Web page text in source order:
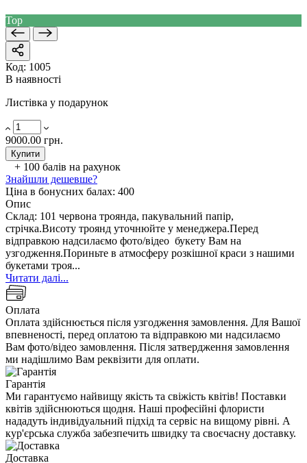
Top
Код: 1005
В наявності
Листівка у подарунок
9000.00 грн.
Купити
+ 100 балів на рахунок
Знайшли дешевше?
Ціна в бонусних балах: 400
Опис
Склад: 101 червона троянда, пакувальний папір,
стрічка.Висоту троянд уточнюйте у менеджера.Перед
відправкою надсилаємо фото/відео букету Вам на
узгодження.Пориньте в атмосферу розкішної краси з нашими
букетами троя...
Читати далі...
Оплата
Оплата здійснюється після узгодження замовлення. Для Вашої
впевненості, перед оплатою та відправкою ми надсилаємо
Вам фото/відео замовлення. Після затвердження замовлення
ми надішлимо Вам реквізити для оплати.
Гарантія
Ми гарантуємо найвищу якість та свіжість квітів! Поставки
квітів здійснюються щодня. Наші професійні флористи
нададуть індивідуальний підхід та сервіс на вищому рівні. А
кур'єрська служба забезпечить швидку та своєчасну доставку.
Доставка